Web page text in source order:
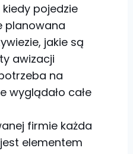
kiedy pojedzie
planowana
jakie są
awizacji
na
wyglądało całe
firmie każda
elementem